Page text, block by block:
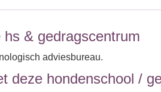
& gedragscentrum
adviesbureau.
deze hondenschool /